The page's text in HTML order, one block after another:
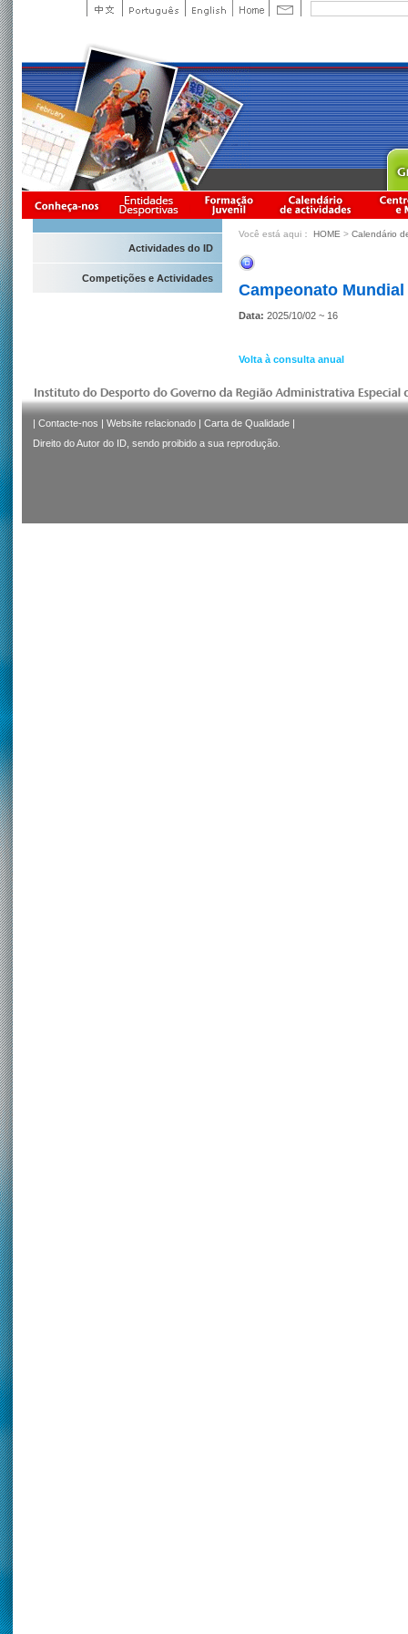
Actividades do ID
Competições e Actividades
Você está aqui： HOME > Calendário
Campeonato
Data: 2025/10/02 ~ 16
Volta à consulta anual
| Contacte-nos | Website relacionado | Carta de Qualidade |
Direito do Autor do ID, sendo proibido a sua reprodução.